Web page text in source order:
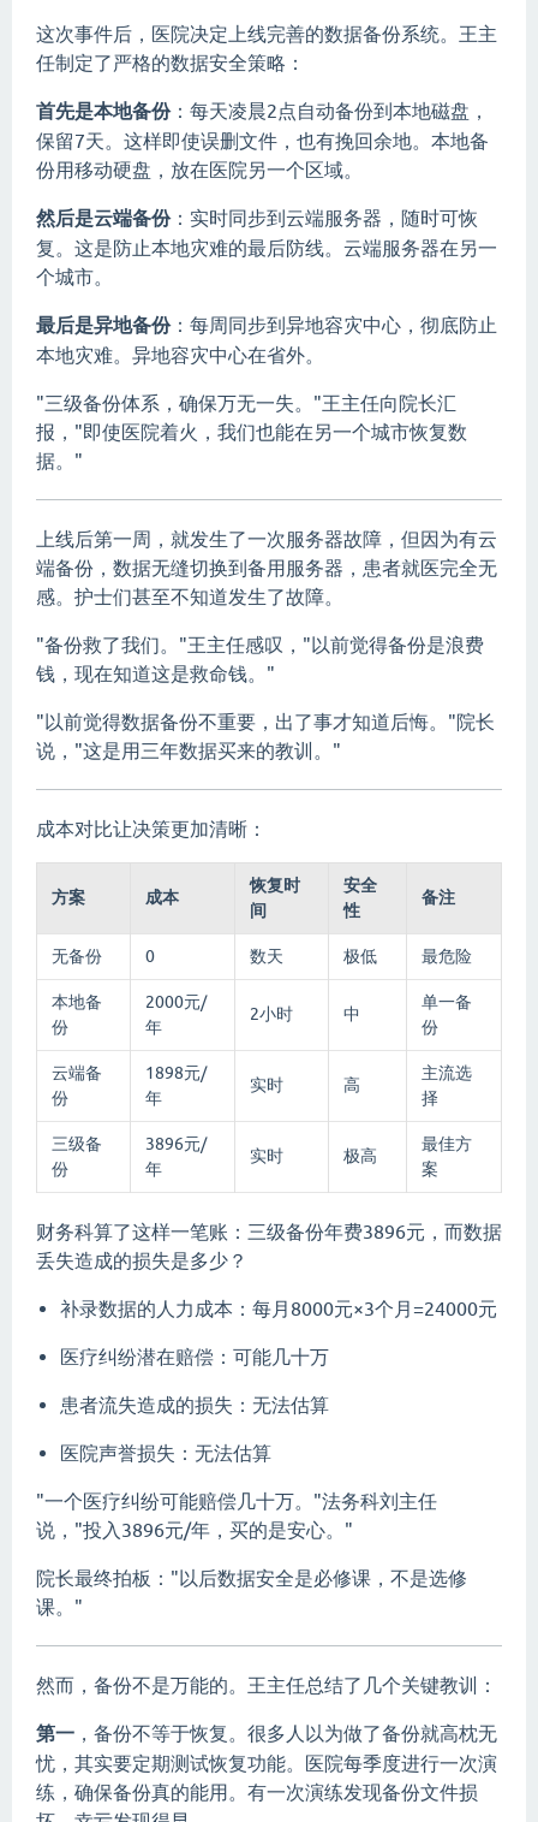
这次事件后，医院决定上线完善的数据备份系统。王主
任制定了严格的数据安全策略：
首先是本地备份：每天凌晨2点自动备份到本地磁盘，
保留7天。这样即使误删文件，也有挽回余地。本地备
份用移动硬盘，放在医院另一个区域。
然后是云端备份：实时同步到云端服务器，随时可恢
复。这是防止本地灾难的最后防线。云端服务器在另一
个城市。
最后是异地备份：每周同步到异地容灾中心，彻底防止
本地灾难。异地容灾中心在省外。
"三级备份体系，确保万无一失。"王主任向院长汇
报，"即使医院着火，我们也能在另一个城市恢复数
据。"
上线后第一周，就发生了一次服务器故障，但因为有云
端备份，数据无缝切换到备用服务器，患者就医完全无
感。护士们甚至不知道发生了故障。
"备份救了我们。"王主任感叹，"以前觉得备份是浪费
钱，现在知道这是救命钱。"
"以前觉得数据备份不重要，出了事才知道后悔。"院长
说，"这是用三年数据买来的教训。"
成本对比让决策更加清晰：
方案 成本
恢复时
间
安全
性
备注
无备份 0 数天 极低 最危险
本地备
份
2000元/
年
2小时 中
单一备
份
云端备
份
1898元/
年
实时 高
主流选
择
三级备
份
3896元/
年
实时 极高
最佳方
案
财务科算了这样一笔账：三级备份年费3896元，而数据
丢失造成的损失是多少？
补录数据的人力成本：每月8000元×3个月=24000元
医疗纠纷潜在赔偿：可能几十万
患者流失造成的损失：无法估算
医院声誉损失：无法估算
"一个医疗纠纷可能赔偿几十万。"法务科刘主任
说，"投入3896元/年，买的是安心。"
院长最终拍板："以后数据安全是必修课，不是选修
课。"
然而，备份不是万能的。王主任总结了几个关键教训：
第一 ，备份不等于恢复。很多人以为做了备份就高枕无
忧，其实要定期测试恢复功能。医院每季度进行一次演
练，确保备份真的能用。有一次演练发现备份文件损